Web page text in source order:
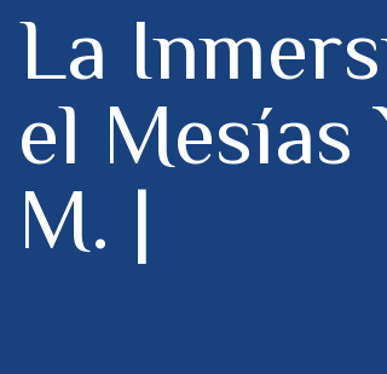
La
el Mesías
M. |